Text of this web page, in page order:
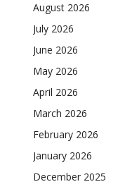
August 2026
July 2026
June 2026
May 2026
April 2026
March 2026
February 2026
January 2026
December 2025